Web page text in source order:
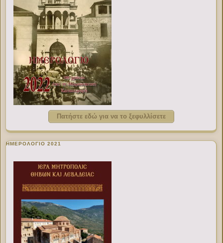
Πατήστε εδώ για να το ξεφυλλίσετε
ΗΜΕΡΟΛΟΓΙΟ 2021